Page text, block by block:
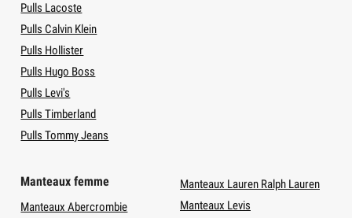
Pulls Lacoste
Pulls Calvin Klein
Pulls Hollister
Pulls Hugo Boss
Pulls Levi's
Pulls Timberland
Pulls Tommy Jeans
Manteaux femme
Manteaux Abercrombie
Manteaux Lauren Ralph Lauren
Manteaux Levis